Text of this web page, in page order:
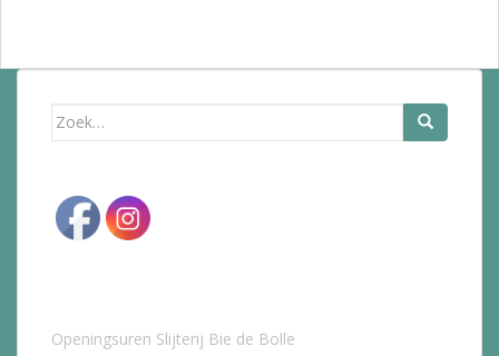
Zoek
Openingsuren Slijterij Bie de Bolle